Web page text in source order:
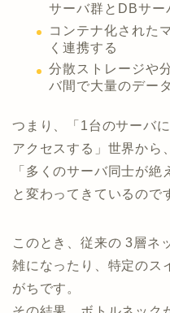
サーバ群とDBサー
コンテナ化された
く連携する
分散ストレージや
バ間で大量のデー
つまり、「1台のサーバ
アクセスする」世界から、
「多くのサーバ同士が
と変わってきているので
このとき、従来の 3層ネ
雑になったり、特定のス
がちです。